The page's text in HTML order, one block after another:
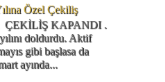
Özel Çekiliş
ÇEKİLİŞ KAPANDI .
doldurdu. Aktif
gibi başlasa da
ayında...